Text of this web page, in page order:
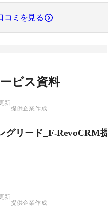
コミを見る
ビス資料
新
提供企業作成
グリード_F-RevoCRM
新
提供企業作成